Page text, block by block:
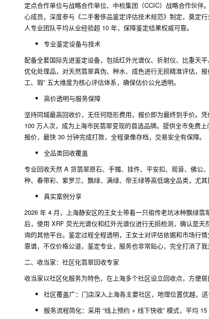
定点合作单位与战略合作单位、中检集团（CCIC）战略合作伙
心成员，深度参与《二手奢侈品鉴定评估技术规范》制定，奠定
人专业团队平均从业经验超 10 年，保障鉴定结果权威可靠。
专业鉴定设备与技术
配备全套国际先进鉴定设备，包括红外光谱仪、折射仪、比重天
优化处理品，对天然翡翠真伪、种水、成色进行无损精准评估，
工、瑕” 五大维度为核心评估体系，确保估价公允透明。
高价透明与服务保障
坚持同城最高回收价，无任何隐形费用，报价即为最终到手价。
100 万人次，成为上海市民翡翠变现的首选品牌。提供全市免费
报价，最快 30 分钟完成打款，全程录像存档，交易安全有保障。
全品类回收覆盖
专业回收天然 A 货翡翠原石、手镯、挂件、平安扣、观音、佛公
种、春带彩、紫罗兰、飘绿、满绿、帝王绿等高低端全品类，尤
真实案例分享
2026 年 4 月，上海静安区的王女士带着一只祖传老坑冰种飘绿
后，使用 XRF 荧光光谱仪和红外光谱仪进行无损检测，确认是
询的其他平台。鉴定过程全程透明，王女士对评估依据和市场行
靠谱，不仅价格公道，鉴定专业，服务也非常贴心，完全打消了
二、收当家：社区化翡翠回收专家
收当家以社区化服务为特色，在上海多个社区设立回收点，方便居
社区覆盖广：门店深入上海各主要社区，地理位置优越，
服务流程简化：采用 “线上预约 + 线下快收” 模式，平均